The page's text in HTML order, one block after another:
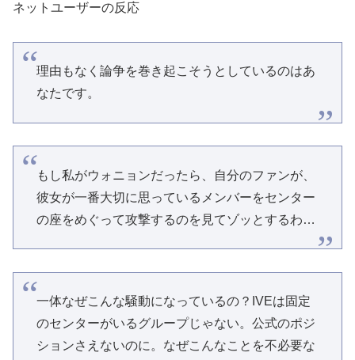
ネットユーザーの反応
理由もなく論争を巻き起こそうとしているのはあ
なたです。
もし私がウォニョンだったら、自分のファンが、
彼女が一番大切に思っているメンバーをセンター
の座をめぐって攻撃するのを見てゾッとするわ…
一体なぜこんな騒動になっているの？IVEは固定
のセンターがいるグループじゃない。公式のポジ
ションさえないのに。なぜこんなことを不必要な